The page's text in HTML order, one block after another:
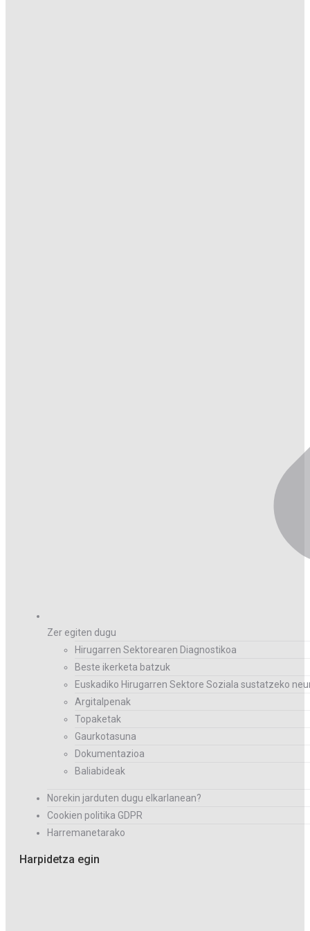
Zer egiten dugu
Hirugarren Sektorearen Diagnostikoa
Beste ikerketa batzuk
Euskadiko Hirugarren Sektore Soziala sustatzeko
Argitalpenak
Topaketak
Gaurkotasuna
Dokumentazioa
Baliabideak
Norekin jarduten dugu elkarlanean?
Cookien politika GDPR
Harremanetarako
Harpidetza egin